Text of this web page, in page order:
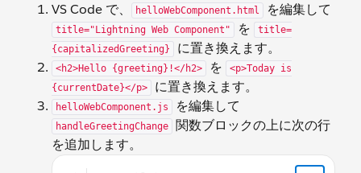
VS Code で、
helloWebComponent.html を編集して
title="Lightning Web Component" を
title=
{capitalizedGreeting}
に置き換えます。
<h2>Hello {greeting}!</h2> を
<p>Today is
{currentDate}</p>
に置き換えます。
helloWebComponent.js を編集して
handleGreetingChange
関数ブロックの上に次の行
を追加します。
currentDate = new Date().toDateString(); get